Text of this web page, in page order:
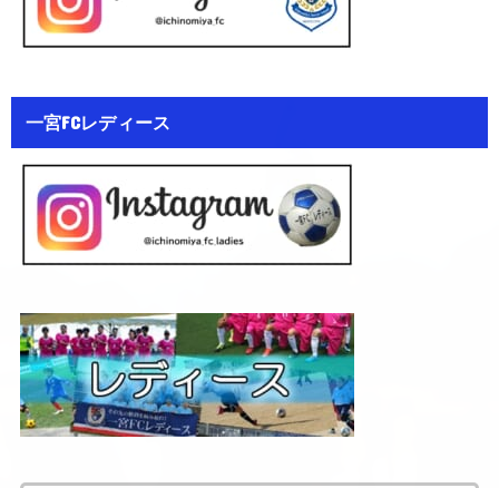
一宮FCレディース